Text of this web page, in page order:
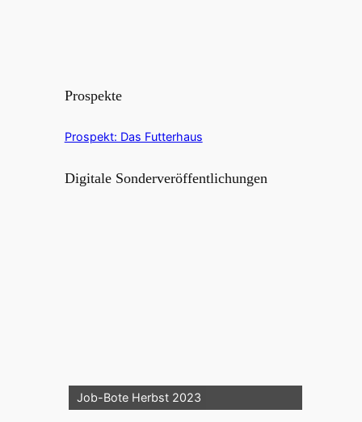
Prospekte
Prospekt: Das Futterhaus
Digitale Sonderveröffentlichungen
Job-Bote Herbst 2023